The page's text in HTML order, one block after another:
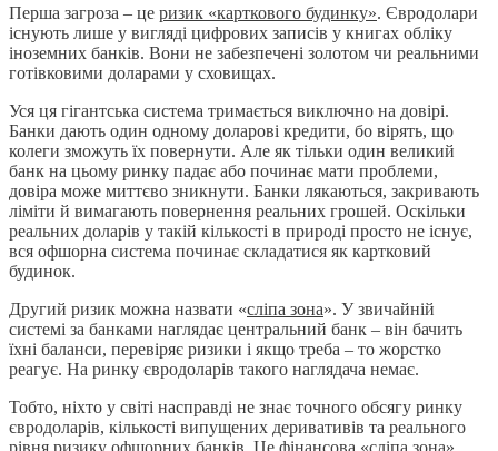
Перша загроза – це ризик «карткового будинку». Євродолари
існують лише у вигляді цифрових записів у книгах обліку
іноземних банків. Вони не забезпечені золотом чи реальними
готівковими доларами у сховищах.
Уся ця гігантська система тримається виключно на довірі.
Банки дають один одному доларові кредити, бо вірять, що
колеги зможуть їх повернути. Але як тільки один великий
банк на цьому ринку падає або починає мати проблеми,
довіра може миттєво зникнути. Банки лякаються, закривають
ліміти й вимагають повернення реальних грошей. Оскільки
реальних доларів у такій кількості в природі просто не існує,
вся офшорна система починає складатися як картковий
будинок.
Другий ризик можна назвати «сліпа зона». У звичайній
системі за банками наглядає центральний банк – він бачить
їхні баланси, перевіряє ризики і якщо треба – то жорстко
реагує. На ринку євродоларів такого наглядача немає.
Тобто, ніхто у світі насправді не знає точного обсягу ринку
євродоларів, кількості випущених деривативів та реального
рівня ризику офшорних банків. Це фінансова «сліпа зона».